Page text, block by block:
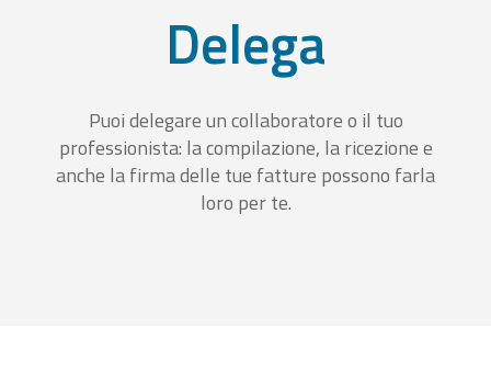
Delega
Puoi delegare un collaboratore o il tuo
professionista: la compilazione, la ricezione e
anche la firma delle tue fatture possono farla
loro per te.